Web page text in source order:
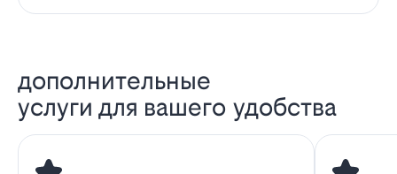
дополнительные
услуги для вашего удобства